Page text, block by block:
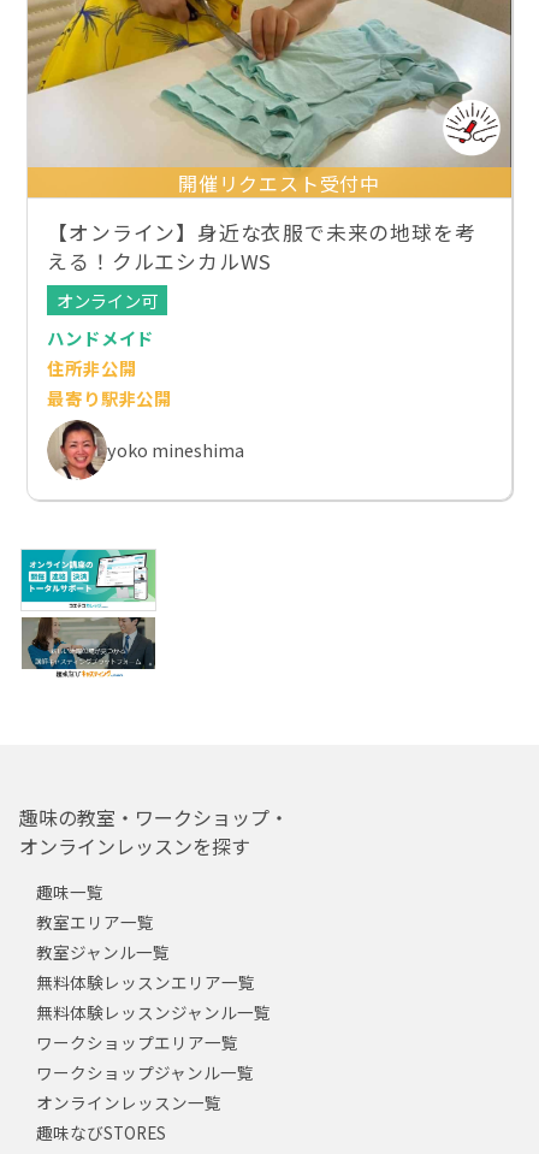
開催リクエスト受付中
【オンライン】身近な衣服で未来の地球を考
える！クルエシカルWS
オンライン可
ハンドメイド
住所非公開
最寄り駅非公開
yoko mineshima
趣味の教室・ワークショップ・
オンラインレッスンを探す
趣味一覧
教室エリア一覧
教室ジャンル一覧
無料体験レッスンエリア一覧
無料体験レッスンジャンル一覧
ワークショップエリア一覧
ワークショップジャンル一覧
オンラインレッスン一覧
趣味なびSTORES